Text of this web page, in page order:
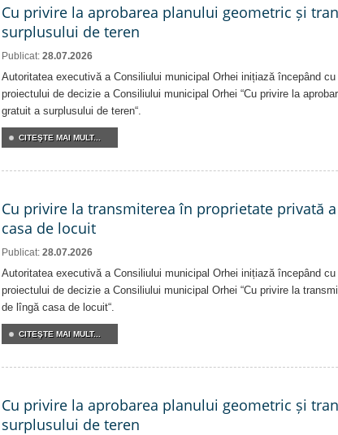
Cu privire la aprobarea planului geometric și
surplusului de teren
Publicat: 28.07.2026
Autoritatea executivă a Consiliului municipal Orhei inițiază începând
proiectului de decizie a Consiliului municipal Orhei “Cu privire la
gratuit a surplusului de teren“.
CITEŞTE MAI MULT...
Cu privire la transmiterea în proprietate privată
casa de locuit
Publicat: 28.07.2026
Autoritatea executivă a Consiliului municipal Orhei inițiază începând
proiectului de decizie a Consiliului municipal Orhei “Cu privire la
de lîngă casa de locuit“.
CITEŞTE MAI MULT...
Cu privire la aprobarea planului geometric și
surplusului de teren